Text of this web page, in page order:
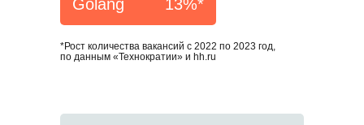
*Рост количества вакансий с 2022 по 2023 год,
по данным «Технократии» и hh.ru
Golang 13%*